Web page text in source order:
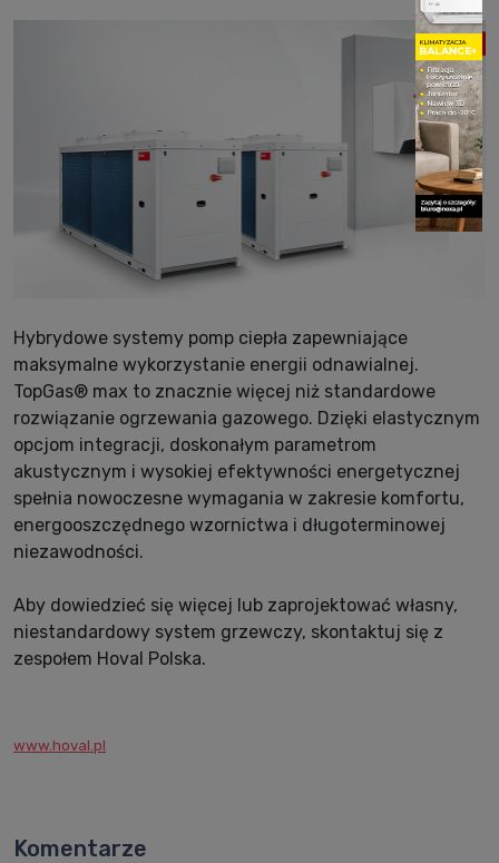
Hybrydowe systemy pomp ciepła zapewniające
maksymalne wykorzystanie energii odnawialnej.
TopGas® max to znacznie więcej niż standardowe
rozwiązanie ogrzewania gazowego. Dzięki elastycznym
opcjom integracji, doskonałym parametrom
akustycznym i wysokiej efektywności energetycznej
spełnia nowoczesne wymagania w zakresie komfortu,
energooszczędnego wzornictwa i długoterminowej
niezawodności.
Aby dowiedzieć się więcej lub zaprojektować własny,
niestandardowy system grzewczy, skontaktuj się z
zespołem Hoval Polska.
www.hoval.pl
Komentarze